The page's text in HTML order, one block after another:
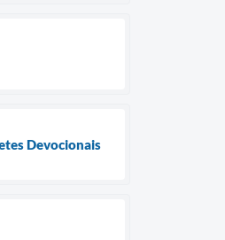
Devocionais